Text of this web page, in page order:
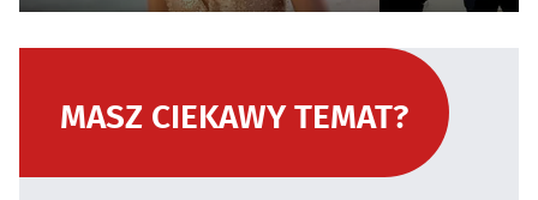
MASZ CIEKAWY TEMAT?